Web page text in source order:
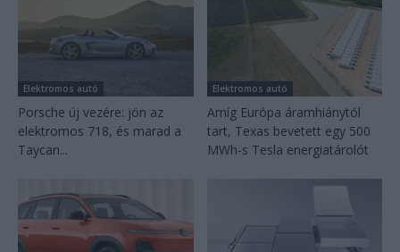
Elektromos autó
Porsche új vezére: jön az
elektromos 718, és marad a
Taycan...
Elektromos autó
Amíg Európa áramhiánytól
tart, Texas bevetett egy 500
MWh-s Tesla energiatárolót